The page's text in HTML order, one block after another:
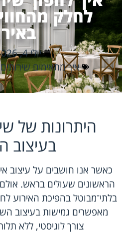
לחלק
יולי 4, 2026
איך מתאימים
היתרונות של
בעיצוב
כאשר אנו חושבים על עיצוב
הראשונים שעולים בראש. אולם,
בלתי־מבוטל בהפיכת האירוע
מאפשרים גמישות בעיצוב
צורך לוגיסטי, ללא